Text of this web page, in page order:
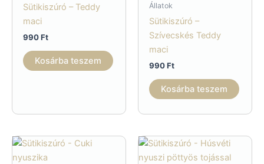
Sütikiszúró – Teddy
maci
990Ft
Kosárba teszem
Állatok
Sütikiszúró –
Szívecskés Teddy
maci
990Ft
Kosárba teszem